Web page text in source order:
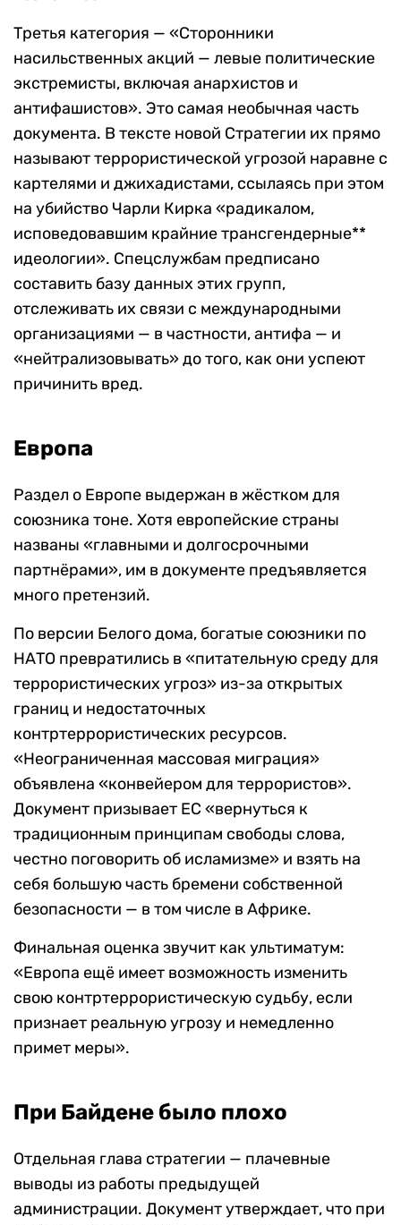
Третья категория — «Сторонники
насильственных акций — левые политические
экстремисты, включая анархистов и
антифашистов». Это самая необычная часть
документа. В тексте новой Стратегии их прямо
называют террористической угрозой наравне с
картелями и джихадистами, ссылаясь при этом
на убийство Чарли Кирка «радикалом,
исповедовавшим крайние трансгендерные**
идеологии». Спецслужбам предписано
составить базу данных этих групп,
отслеживать их связи с международными
организациями — в частности, антифа — и
«нейтрализовывать» до того, как они успеют
причинить вред.
Европа
Раздел о Европе выдержан в жёстком для
союзника тоне. Хотя европейские страны
названы «главными и долгосрочными
партнёрами», им в документе предъявляется
много претензий.
По версии Белого дома, богатые союзники по
НАТО превратились в «питательную среду для
террористических угроз» из-за открытых
границ и недостаточных
контртеррористических ресурсов.
«Неограниченная массовая миграция»
объявлена «конвейером для террористов».
Документ призывает ЕС «вернуться к
традиционным принципам свободы слова,
честно поговорить об исламизме» и взять на
себя большую часть бремени собственной
безопасности — в том числе в Африке.
Финальная оценка звучит как ультиматум:
«Европа ещё имеет возможность изменить
свою контртеррористическую судьбу, если
признает реальную угрозу и немедленно
примет меры».
При Байдене было плохо
Отдельная глава стратегии — плачевные
выводы из работы предыдущей
администрации. Документ утверждает, что при